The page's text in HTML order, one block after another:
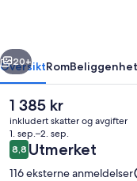
Neste
20+
OversiktRomBeliggenhet
Den
nåværende
prisen
er
1 385 kr
1 385 kr
inkludert skatter og avgifter
1. sep.–2. sep.
Anmeldelser
8,88,8 av 10 –
Utmerket
116 eksterne anmeldelser